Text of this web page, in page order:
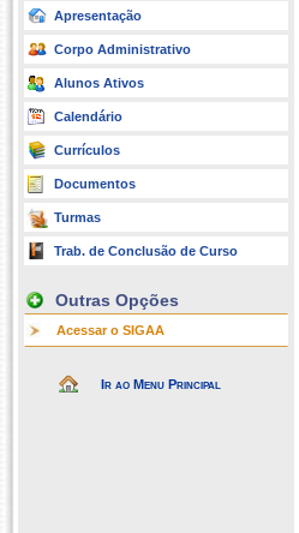
Apresentação
Corpo Administrativo
Alunos Ativos
Calendário
Currículos
Documentos
Turmas
Trab. de Conclusão de Curso
Outras Opções
Acessar o SIGAA
Ir ao Menu Principal